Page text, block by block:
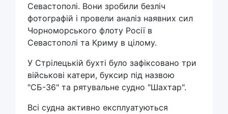
Севастополі. Вони зробили безліч
фотографій і провели аналіз наявних сил
Чорноморського флоту Росії в
Севастополі та Криму в цілому.
У Стрілецькій бухті було зафіксовано три
військові катери, буксир під назвою
"СБ-36" та рятувальне судно "Шахтар".
Всі судна активно експлуатуються